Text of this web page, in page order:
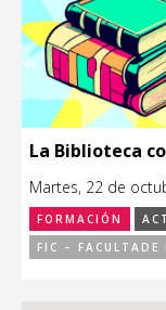
La Biblioteca
Martes, 22 de
FORMACIÓN
FIC – FACULTADE